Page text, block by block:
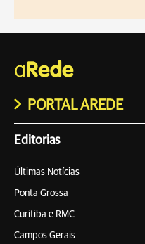
PORTAL AREDE
Editorias
Últimas Notícias
Ponta Grossa
Curitiba e RMC
Campos Gerais